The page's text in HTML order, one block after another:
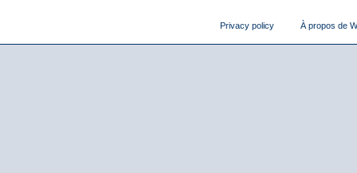
Privacy policy À propos de